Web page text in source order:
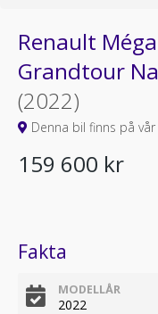
Renault
Grandtour
(2022)
Denna bil finns på
159 600 kr
Fakta
MODELLÅR
2022